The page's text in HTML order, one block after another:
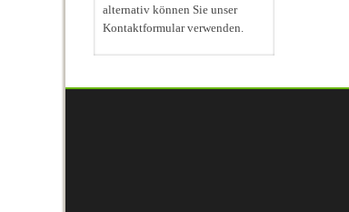
alternativ können Sie unser
Kontaktformular verwenden.